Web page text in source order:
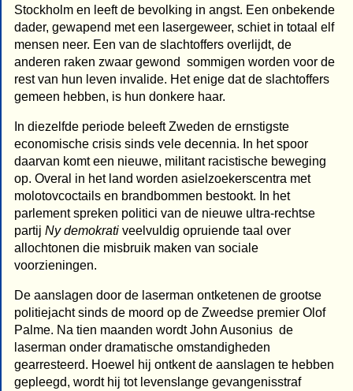
Stockholm en leeft de bevolking in angst. Een onbekende
dader, gewapend met een lasergeweer, schiet in totaal elf
mensen neer. Een van de slachtoffers overlijdt, de
anderen raken zwaar gewond  sommigen worden voor de
rest van hun leven invalide. Het enige dat de slachtoffers
gemeen hebben, is hun donkere haar.
In diezelfde periode beleeft Zweden de ernstigste
economische crisis sinds vele decennia. In het spoor
daarvan komt een nieuwe, militant racistische beweging
op. Overal in het land worden asielzoekerscentra met
molotovcoctails en brandbommen bestookt. In het
parlement spreken politici van de nieuwe ultra-rechtse
partij Ny demokrati veelvuldig opruiende taal over
allochtonen die misbruik maken van sociale
voorzieningen.
De aanslagen door de laserman ontketenen de grootse
politiejacht sinds de moord op de Zweedse premier Olof
Palme. Na tien maanden wordt John Ausonius  de
laserman onder dramatische omstandigheden
gearresteerd. Hoewel hij ontkent de aanslagen te hebben
gepleegd, wordt hij tot levenslange gevangenisstraf